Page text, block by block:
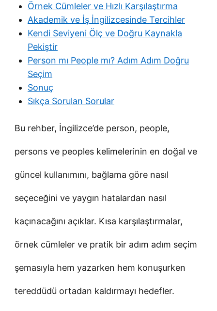
Örnek Cümleler ve Hızlı Karşılaştırma
Akademik ve İş İngilizcesinde Tercihler
Kendi Seviyeni Ölç ve Doğru Kaynakla
Pekiştir
Person mı People mı? Adım Adım Doğru
Seçim
Sonuç
Sıkça Sorulan Sorular
Bu rehber, İngilizce’de person, people,
persons ve peoples kelimelerinin en doğal ve
güncel kullanımını, bağlama göre nasıl
seçeceğini ve yaygın hatalardan nasıl
kaçınacağını açıklar. Kısa karşılaştırmalar,
örnek cümleler ve pratik bir adım adım seçim
şemasıyla hem yazarken hem konuşurken
tereddüdü ortadan kaldırmayı hedefler.